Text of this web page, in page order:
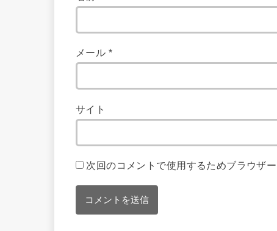
メール *
サイト
次回のコメントで使用するためブラウザ